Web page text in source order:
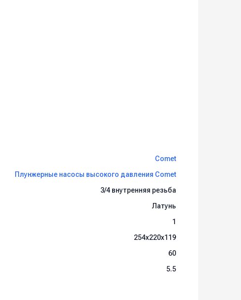
Comet
Плунжерные насосы высокого давления Comet
3/4 внутренняя резьба
Латунь
1
254x220x119
60
5.5